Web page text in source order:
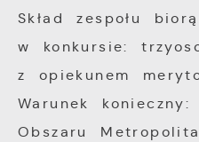
Skład zespołu
w konkursie:
z opiekunem
Warunek
Obszaru